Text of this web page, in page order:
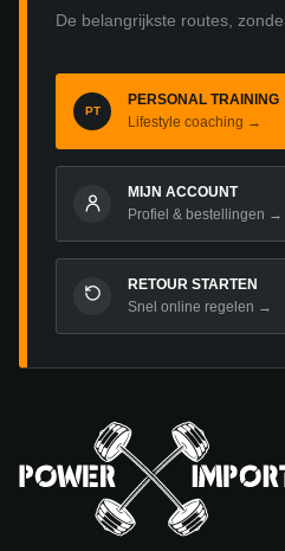
De belangrijkste routes,
PT
PERSONAL TRAINING
Lifestyle coaching →
MIJN ACCOUNT
Profiel & bestellingen →
RETOUR STARTEN
Snel online regelen →